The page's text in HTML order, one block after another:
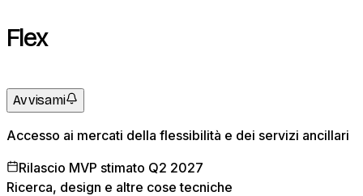
Flex
Avvisami
Accesso ai mercati della flessibilità e dei servizi ancillari
Rilascio MVP stimato Q2 2027
Ricerca, design e altre cose tecniche